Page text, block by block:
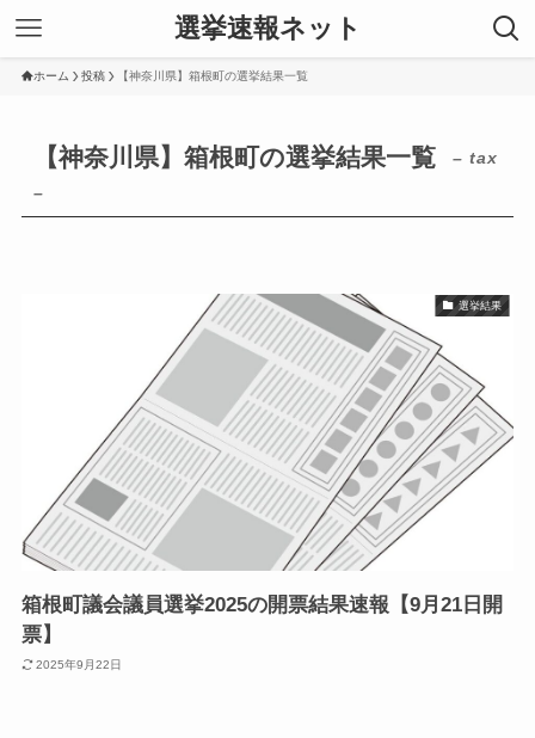
選挙速報ネット
ホーム 投稿 【神奈川県】箱根町の選挙結果一覧
【神奈川県】箱根町の選挙結果一覧
– tax
–
選挙結果
箱根町議会議員選挙2025の開票結果速報【9月21日開
票】
2025年9月22日